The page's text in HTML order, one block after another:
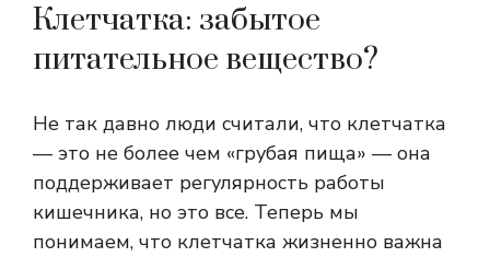
Клетчатка: забытое
питательное вещество?
Не так давно люди считали, что клетчатка
— это не более чем «грубая пища» — она
поддерживает регулярность работы
кишечника, но это все. Теперь мы
понимаем, что клетчатка жизненно важна